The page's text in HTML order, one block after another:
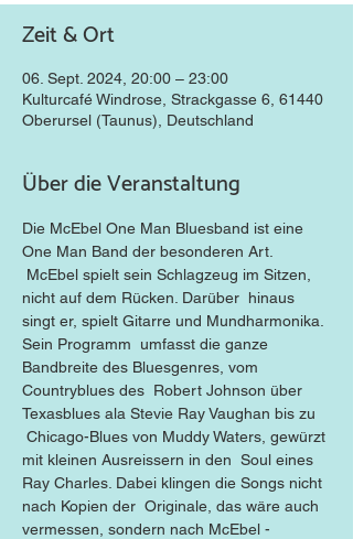
Zeit & Ort
06. Sept. 2024, 20:00 – 23:00
Kulturcafé Windrose, Strackgasse 6, 61440
Oberursel (Taunus), Deutschland
Über die Veranstaltung
Die McEbel One Man Bluesband ist eine
One Man Band der besonderen Art.
McEbel spielt sein Schlagzeug im Sitzen,
nicht auf dem Rücken. Darüber  hinaus
singt er, spielt Gitarre und Mundharmonika.
Sein Programm  umfasst die ganze
Bandbreite des Bluesgenres, vom
Countryblues des  Robert Johnson über
Texasblues ala Stevie Ray Vaughan bis zu
Chicago-Blues von Muddy Waters, gewürzt
mit kleinen Ausreissern in den  Soul eines
Ray Charles. Dabei klingen die Songs nicht
nach Kopien der  Originale, das wäre auch
vermessen, sondern nach McEbel -